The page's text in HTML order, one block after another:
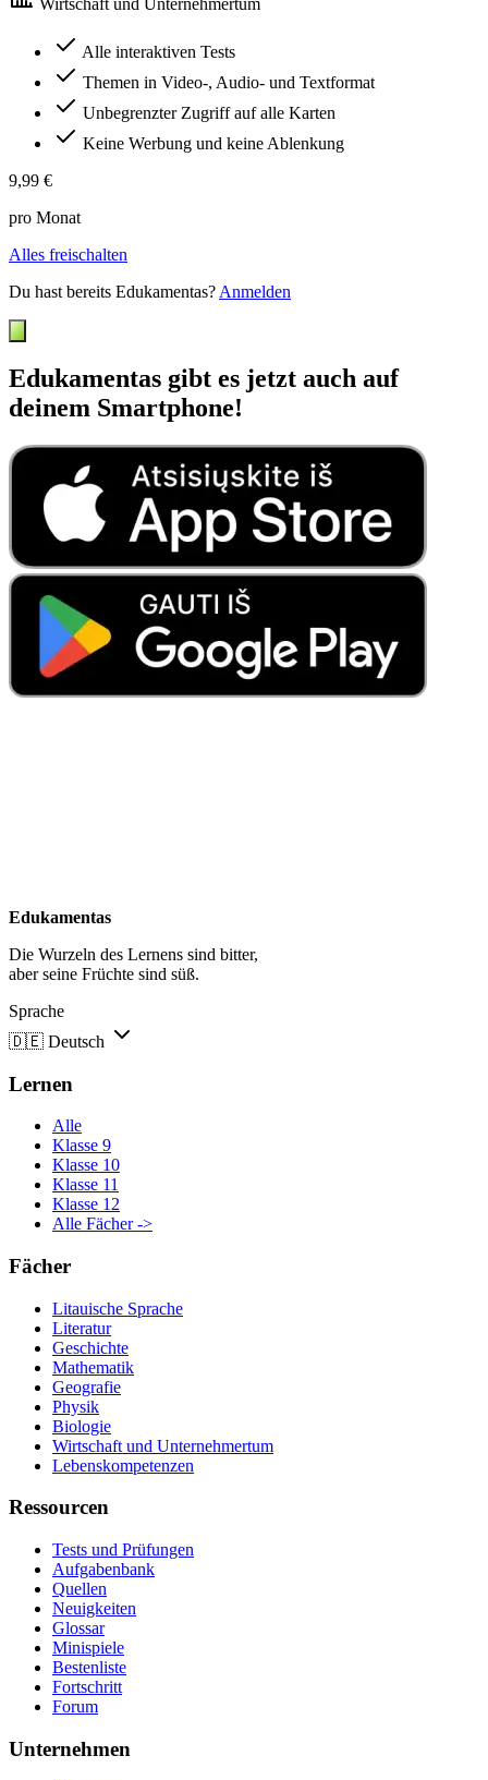
Wirtschaft und Unternehmertum
Alle interaktiven Tests
Themen in Video-, Audio- und Textformat
Unbegrenzter Zugriff auf alle Karten
Keine Werbung und keine Ablenkung
9,99 €
pro Monat
Alles freischalten
Du hast bereits Edukamentas? Anmelden
Edukamentas gibt es jetzt auch auf
deinem Smartphone!
Edukamentas
Die Wurzeln des Lernens sind bitter,
aber seine Früchte sind süß.
Sprache
🇩🇪 Deutsch
Lernen
Alle
Klasse 9
Klasse 10
Klasse 11
Klasse 12
Alle Fächer ->
Fächer
Litauische Sprache
Literatur
Geschichte
Mathematik
Geografie
Physik
Biologie
Wirtschaft und Unternehmertum
Lebenskompetenzen
Ressourcen
Tests und Prüfungen
Aufgabenbank
Quellen
Neuigkeiten
Glossar
Minispiele
Bestenliste
Fortschritt
Forum
Unternehmen